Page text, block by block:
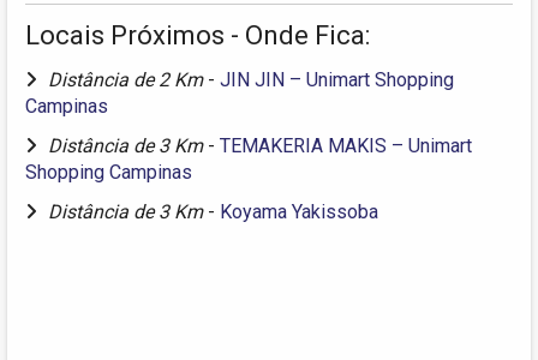
Locais Próximos - Onde Fica:
Distância de 2 Km - JIN JIN – Unimart Shopping
Campinas
Distância de 3 Km - TEMAKERIA MAKIS – Unimart
Shopping Campinas
Distância de 3 Km - Koyama Yakissoba